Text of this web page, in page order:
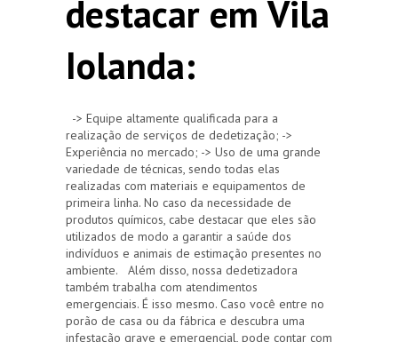
destacar em Vila
Iolanda:
-> Equipe altamente qualificada para a
realização de serviços de dedetização; ->
Experiência no mercado; -> Uso de uma grande
variedade de técnicas, sendo todas elas
realizadas com materiais e equipamentos de
primeira linha. No caso da necessidade de
produtos químicos, cabe destacar que eles são
utilizados de modo a garantir a saúde dos
indivíduos e animais de estimação presentes no
ambiente. Além disso, nossa dedetizadora
também trabalha com atendimentos
emergenciais. É isso mesmo. Caso você entre no
porão de casa ou da fábrica e descubra uma
infestação grave e emergencial, pode contar com